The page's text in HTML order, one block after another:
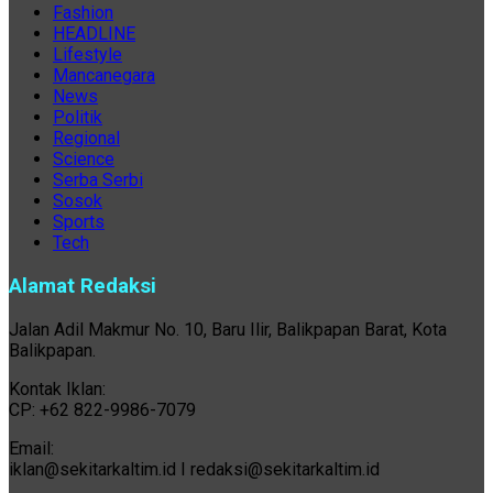
Fashion
HEADLINE
Lifestyle
Mancanegara
News
Politik
Regional
Science
Serba Serbi
Sosok
Sports
Tech
Alamat Redaksi
Jalan Adil Makmur No. 10, Baru Ilir, Balikpapan Barat, Kota
Balikpapan.
Kontak Iklan:
CP: +62 822-9986-7079
Email:
iklan@sekitarkaltim.id I redaksi@sekitarkaltim.id